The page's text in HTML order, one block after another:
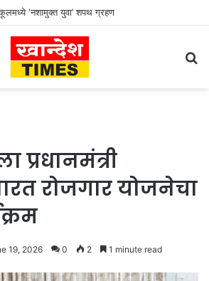
‘नशामुक्त युवा’ शपथ ग्रहण
प्रधानमंत्री
रोजगार योजनेचा
19, 2026 0 2 1 minute read